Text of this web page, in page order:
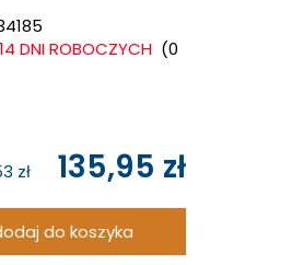
DNI ROBOCZYCH (0
zł 135,95 zł
do koszyka